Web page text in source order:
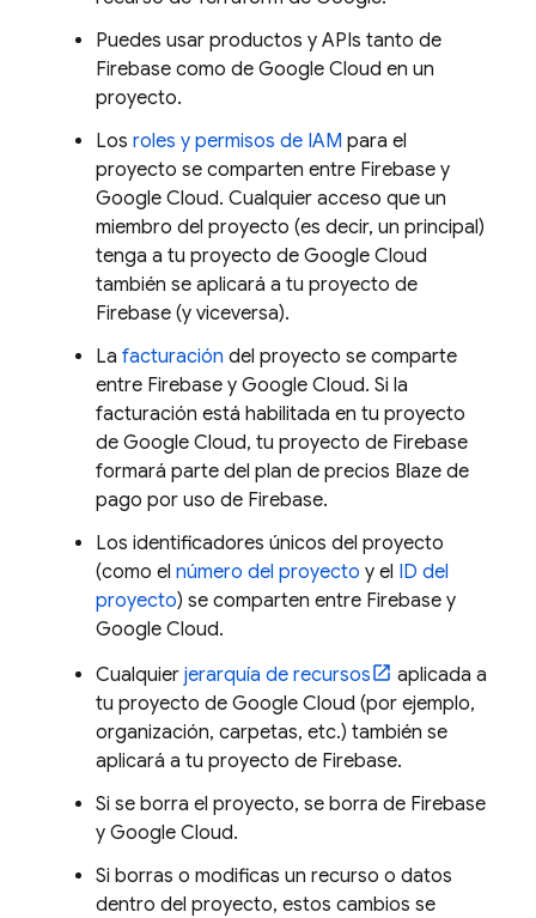
Puedes usar productos y APIs tanto de
Firebase como de Google Cloud en un
proyecto.
Los roles y permisos de IAM para el
proyecto se comparten entre Firebase y
Google Cloud. Cualquier acceso que un
miembro del proyecto (es decir, un principal)
tenga a tu proyecto de Google Cloud
también se aplicará a tu proyecto de
Firebase (y viceversa).
La facturación del proyecto se comparte
entre Firebase y Google Cloud. Si la
facturación está habilitada en tu proyecto
de Google Cloud, tu proyecto de Firebase
formará parte del plan de precios Blaze de
pago por uso de Firebase.
Los identificadores únicos del proyecto
(como el número del proyecto y el ID del
proyecto) se comparten entre Firebase y
Google Cloud.
Cualquier jerarquía de recursos
aplicada a
tu proyecto de Google Cloud (por ejemplo,
organización, carpetas, etc.) también se
aplicará a tu proyecto de Firebase.
Si se borra el proyecto, se borra de Firebase
y Google Cloud.
Si borras o modificas un recurso o datos
dentro del proyecto, estos cambios se